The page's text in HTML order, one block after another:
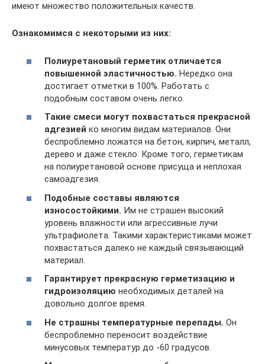
имеют множество положительных качеств.
Ознакомимся с некоторыми из них:
Полиуретановый герметик отличается
повышенной эластичностью. Нередко она
достигает отметки в 100%. Работать с
подобным составом очень легко.
Такие смеси могут похвастаться прекрасной
адгезией ко многим видам материалов. Они
беспроблемно ложатся на бетон, кирпич, металл,
дерево и даже стекло. Кроме того, герметикам
на полиуретановой основе присуща и неплохая
самоадгезия.
Подобные составы являются
износостойкими. Им не страшен высокий
уровень влажности или агрессивные лучи
ультрафиолета. Такими характеристиками может
похвастаться далеко не каждый связывающий
материал.
Гарантирует прекрасную герметизацию и
гидроизоляцию необходимых деталей на
довольно долгое время.
Не страшны температурные перепады. Он
беспроблемно переносит воздействие
минусовых температур до -60 градусов.